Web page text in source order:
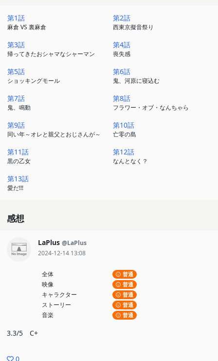
第1話
麻倉 VS 裏麻倉
第2話
西東京擬音祭り
第3話
帰ってきたおシャマなシャーマン
第4話
喪失感
第5話
ショッキングモール
第6話
鬼、河原に寝込む
第7話
鬼、鳴動
第8話
フラワー・オブ・なんちゃら
第9話
同い年～オレと親父とおじさんが～
第10話
亡零の島
第11話
黒の乙女
第12話
なんとなく？
第13話
愛だ!!!
感想
LaPlus @LaPlus
2024-12-14 13:08
全体 普通
映像 普通
キャラクター 普通
ストーリー 普通
音楽 普通
3.3/5 C+
0